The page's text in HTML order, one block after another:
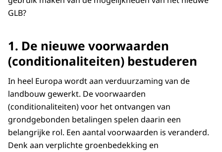
GLB?
1. De nieuwe voorwaarden
(conditionaliteiten) bestuderen
In heel Europa wordt aan verduurzaming van de
landbouw gewerkt. De voorwaarden
(conditionaliteiten) voor het ontvangen van
grondgebonden betalingen spelen daarin een
belangrijke rol. Een aantal voorwaarden is veranderd.
Denk aan verplichte groenbedekking en